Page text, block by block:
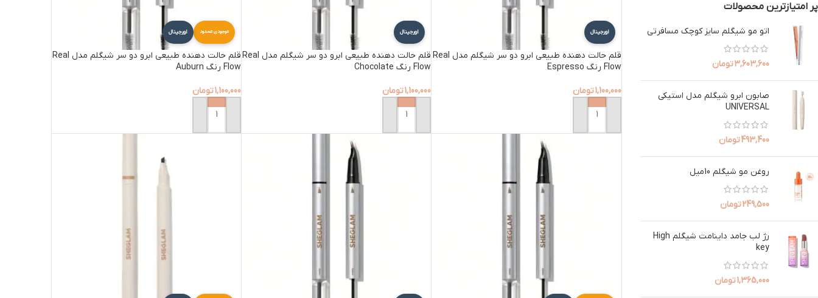
پر امتیازترین محصولات
اتو مو شیگلم سایز کوچک مسافرتی
3,603,600تومان
صابون ابرو شیگلم مدل استیکی
UNIVERSAL
493,400تومان
روغن مو شیگلم 10میل
249,500تومان
رژ لب جامد داینامت شیگلم High
key
1,365,000تومان
اورجینال
قلم حالت دهنده طبیعی ابرو دو سر شیگلم مدل Real
Flow رنگ Espresso
1,100,000تومان
افزودن به سبد خرید
اورجینال
قلم حالت دهنده طبیعی ابرو دو سر شیگلم مدل Real
Flow رنگ Chocolate
1,100,000تومان
افزودن به سبد خرید
موجودی محدود اورجینال
قلم حالت دهنده طبیعی ابرو دو سر شیگلم مدل Real
Flow رنگ Auburn
1,100,000تومان
افزودن به سبد خرید